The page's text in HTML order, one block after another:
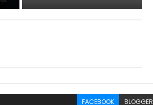
FACEBOOK BLOGGER